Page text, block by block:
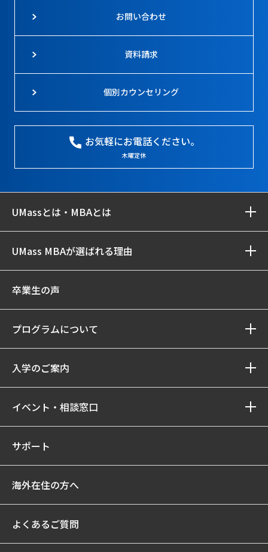
お問い合わせ
資料請求
個別カウンセリング
お気軽にお電話ください。
木曜定休
UMassとは・MBAとは
UMass MBAが選ばれる理由
卒業生の声
プログラムについて
入学のご案内
イベント・相談窓口
サポート
海外在住の方へ
よくあるご質問